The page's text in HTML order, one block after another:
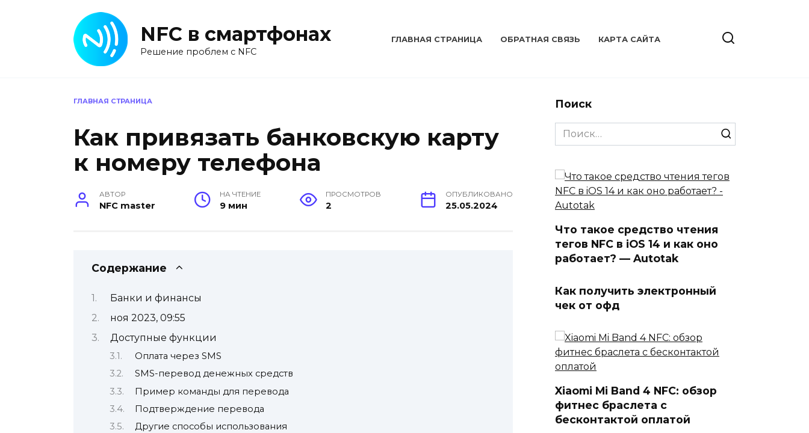
NFC в смартфонах
Решение проблем с NFC
ГЛАВНАЯ СТРАНИЦА ОБРАТНАЯ СВЯЗЬ КАРТА САЙТА
ГЛАВНАЯ СТРАНИЦА
Как привязать банковскую карту
к номеру телефона
АВТОР
NFC master
НА ЧТЕНИЕ
9 мин
ПРОСМОТРОВ
2
ОПУБЛИКОВАНО
25.05.2024
Содержание
Банки и финансы
ноя 2023, 09:55
Доступные функции
Оплата через SMS
SMS-перевод денежных средств
Пример команды для перевода
Подтверждение перевода
Другие способы использования
Поиск
Search
for:
Что такое средство чтения
тегов NFC в iOS 14 и как оно
работает? — Autotak
Как получить электронный
чек от офд
Xiaomi Mi Band 4 NFC: обзор
фитнес браслета с
бесконтактой оплатой